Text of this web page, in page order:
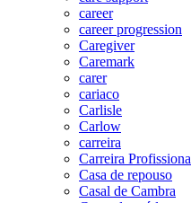
career
career progression
Caregiver
Caremark
carer
cariaco
Carlisle
Carlow
carreira
Carreira
Casa de repouso
Casal de Cambra